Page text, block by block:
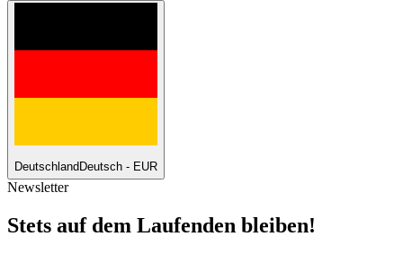
DeutschlandDeutsch - EUR
Newsletter
Stets auf dem Laufenden bleiben!